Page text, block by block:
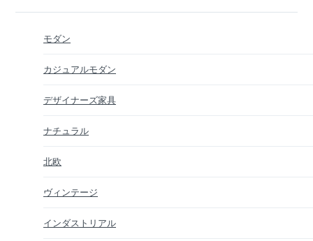
モダン
カジュアルモダン
デザイナーズ家具
ナチュラル
北欧
ヴィンテージ
インダストリアル